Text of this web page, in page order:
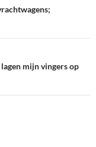
mijn vingers op